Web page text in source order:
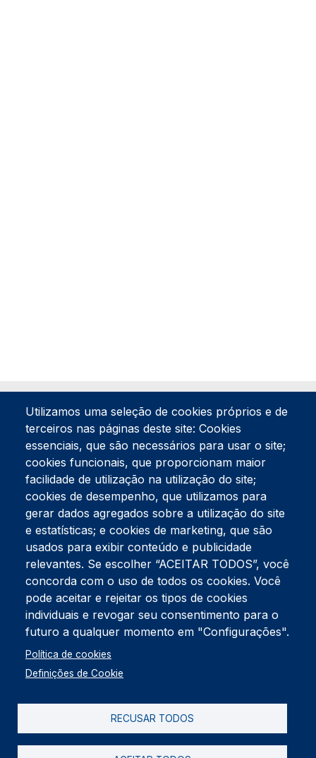
Tel:234 390 100Fax:234 390 100
Endereço Postal
Apartado 42
Rua Gil Eanes 31
3834-908 Gafanha da Nazaré
Estúdios
Rua Prior Guerra
Edifício do Centro Cultural da Gafanha da Nazaré
3830-556 Gafanha da Nazaré
Rodapé
Cookies
Política de Privacidade
Utilizamos uma seleção de cookies próprios e de
terceiros nas páginas deste site: Cookies
essenciais, que são necessários para usar o site;
cookies funcionais, que proporcionam maior
facilidade de utilização na utilização do site;
cookies de desempenho, que utilizamos para
gerar dados agregados sobre a utilização do site
e estatísticas; e cookies de marketing, que são
usados para exibir conteúdo e publicidade
relevantes. Se escolher “ACEITAR TODOS”, você
concorda com o uso de todos os cookies. Você
pode aceitar e rejeitar os tipos de cookies
individuais e revogar seu consentimento para o
futuro a qualquer momento em "Configurações".
Política de cookies
Definições de Cookie
RECUSAR TODOS